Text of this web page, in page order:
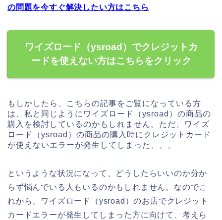
の問題を今すぐ解決したい方はこちら
ワイズロード（ysroad）でクレジットカ
ードを使えない方はこちらをクリック
もしかしたら、こちらの記事をご覧になっている方
は、私と同じようにワイズロード（ysroad）の商品の
購入を検討しているのかもしれません。ただ、ワイズ
ロード（ysroad）の商品の購入時にクレジットカード
が使えないエラーが発生してしまった、、、
というような状況になって、どうしたらいいのか分か
らず悩んでいる人もいるのかもしれません。なのでこ
れから、ワイズロード（ysroad）のお店でクレジット
カードエラーが発生してしまった方に向けて、考えら